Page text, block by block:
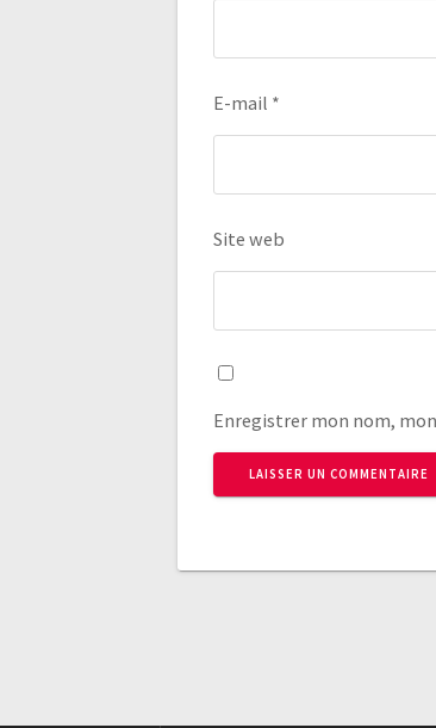
E-mail *
Site web
Enregistrer mon nom,